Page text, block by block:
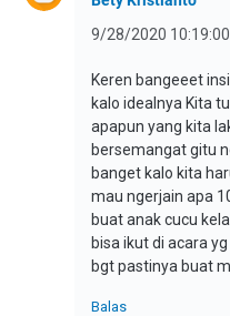
9/28/2020 10:19:00
Keren bangeeet
kalo idealnya Kita
apapun yang kita
bersemangat gitu
banget kalo kita
mau ngerjain apa
buat anak cucu
bisa ikut di acara
bgt pastinya buat
Balas